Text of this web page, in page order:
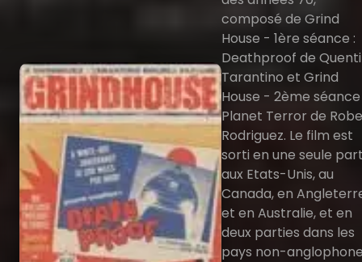
composé de Grind
House - 1ère séance :
Deathproof de
Tarantino et Grind
House - 2ème séance
Planet Terror de
Rodriguez. Le film est
sorti en une seule
aux Etats-Unis, au
Canada, en
et en Australie, et en
deux parties dans les
pays non-